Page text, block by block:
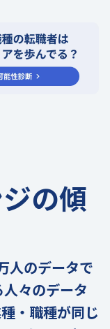
の傾
人のデータで
々のデータ
・職種が同じ